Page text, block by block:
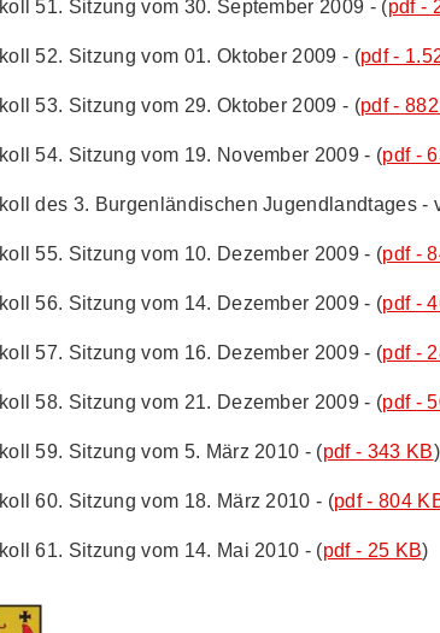
51. Sitzung vom 30. September 2009 - (pdf -
52. Sitzung vom 01. Oktober 2009 - (pdf -
53. Sitzung vom 29. Oktober 2009 - (pdf -
54. Sitzung vom 19. November 2009 - (pdf -
des 3. Burgenländischen Jugendlandtages -
55. Sitzung vom 10. Dezember 2009 - (pdf -
56. Sitzung vom 14. Dezember 2009 - (pdf -
57. Sitzung vom 16. Dezember 2009 - (pdf -
58. Sitzung vom 21. Dezember 2009 - (pdf -
59. Sitzung vom 5. März 2010 - (pdf - 343 KB)
60. Sitzung vom 18. März 2010 - (pdf - 804
61. Sitzung vom 14. Mai 2010 - (pdf - 25 KB)